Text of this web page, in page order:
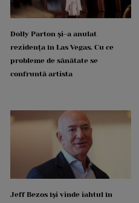
Dolly Parton și-a anulat
rezidența în Las Vegas. Cu ce
probleme de sănătate se
confruntă artista
Jeff Bezos își vinde iahtul în